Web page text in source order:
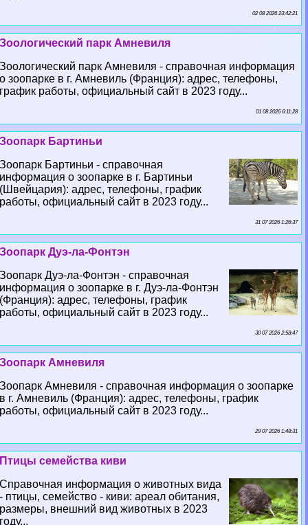
02 08 2026 23:42:21
Зоологический парк Амневиля
Зоологический парк Амневиля - справочная информация
о зоопарке в г. Амневиль (Франция): адрес, телефоны,
график работы, официальный сайт в 2023 году...
01 08 2026 6:11:28
Зоопарк Бартиньи
Зоопарк Бартиньи - справочная
информация о зоопарке в г. Бартиньи
(Швейцария): адрес, телефоны, график
работы, официальный сайт в 2023 году...
31 07 2026 1:26:37
Зоопарк Дуэ-ла-Фонтэн
Зоопарк Дуэ-ла-Фонтэн - справочная
информация о зоопарке в г. Дуэ-ла-Фонтэн
(Франция): адрес, телефоны, график
работы, официальный сайт в 2023 году...
30 07 2026 2:58:47
Зоопарк Амневиля
Зоопарк Амневиля - справочная информация о зоопарке
в г. Амневиль (Франция): адрес, телефоны, график
работы, официальный сайт в 2023 году...
29 07 2026 1:48:31
Птицы семейства киви
Справочная информация о животных вида
- птицы, семейство - киви: ареал обитания,
размеры, внешний вид животных в 2023
году...